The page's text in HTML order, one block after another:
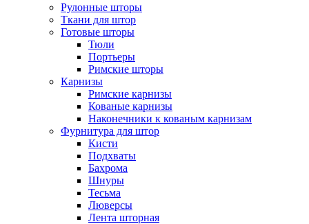
Рулонные шторы
Ткани для штор
Готовые шторы
Тюли
Портьеры
Римские шторы
Карнизы
Римские карнизы
Кованые карнизы
Наконечники к кованым карнизам
Фурнитура для штор
Кисти
Подхваты
Бахрома
Шнуры
Тесьма
Люверсы
Лента шторная